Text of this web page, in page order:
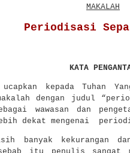
MAKALAH
Periodisasi
KATA
kepada Tuhan
dengan judul
wawasan dan
dekat mengenai
banyak kekurangan